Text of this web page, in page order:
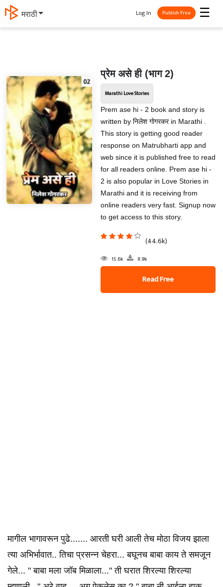
मराठी ☰
Log In Publish Free
प्रेम असे ही (भाग 2)
Marathi Love Stories
Prem ase hi - 2 book and story is
written by निलेश गोगरकर in Marathi .
This story is getting good reader
response on Matrubharti app and
web since it is published free to read
for all readers online. Prem ase hi -
2 is also popular in Love Stories in
Marathi and it is receiving from
online readers very fast. Signup now
to get access to this story.
(44.6k)
15.6k 8.9k
Read Free
मागील भागावरून पुढे....... आरती घरी आली तेच मोठा विजय झाला
त्या अभिर्भावात.. तिचा प्रसन्न चेहरा... बघूनच बाबा काय ते समजून
गेले... " बाबा मला जॉब मिळाला..." ती घरात शिरल्या शिरल्या